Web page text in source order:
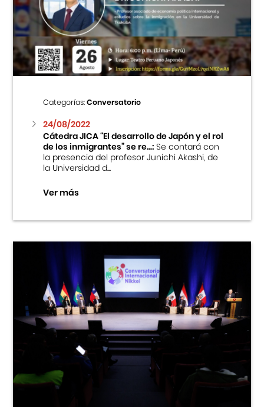
Categorías:Conversatorio
24/08/2022
Cátedra JICA “El desarrollo de Japón y el rol
de los inmigrantes” se re...:Se contará con
la presencia del profesor Junichi Akashi, de
la Universidad d...
Ver más